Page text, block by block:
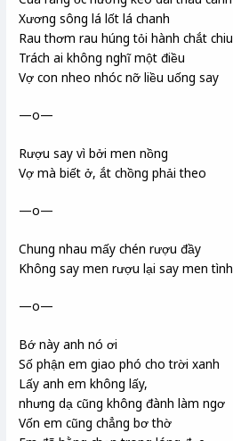
Xương sông lá lốt lá chanh
Rau thơm rau húng tỏi hành chắt chiu
Trách ai không nghĩ một điều
Vợ con nheo nhóc nỡ liều uống say
—o—
Rượu say vì bởi men nồng
Vợ mà biết ở, ắt chồng phải theo
—o—
Chung nhau mấy chén rượu đầy
Không say men rượu lại say men tình
—o—
Bớ này anh nó ơi
Số phận em giao phó cho trời xanh
Lấy anh em không lấy,
nhưng dạ cũng không đành làm ngơ
Vốn em cũng chẳng bơ thờ